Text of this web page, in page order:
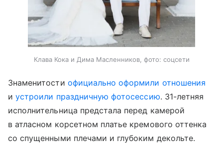
Клава Кока и Дима Масленников, фото: соцсети
Знаменитости официально оформили отношения
иустроили праздничную фотосессию. 31-летняя
исполнительница предстала перед камерой
в атласном корсетном платье кремового оттенка
со спущенными плечами и глубоким декольте.